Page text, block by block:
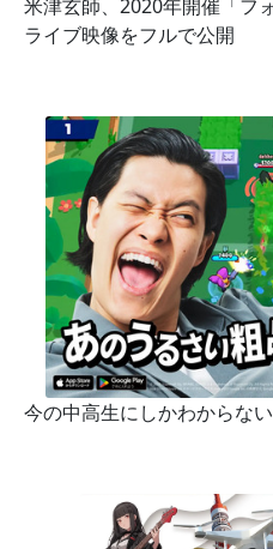
米津玄師、2020年開催「フ
ライブ映像をフルで公開
今の中高生にしかわからな